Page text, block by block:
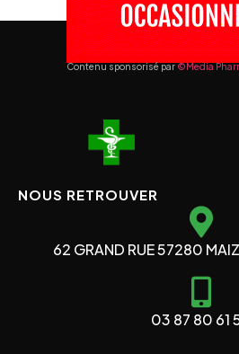
Contenu sponsorisé par©Media
NOUS RETROUVER
62 GRAND RUE 57280
03 87 80 61